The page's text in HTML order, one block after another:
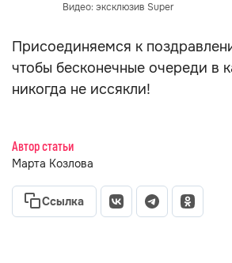
Видео: эксклюзив Super
Присоединяемся к
чтобы бесконечные очереди в
никогда не иссякли!
Автор статьи
Марта Козлова
Ссылка